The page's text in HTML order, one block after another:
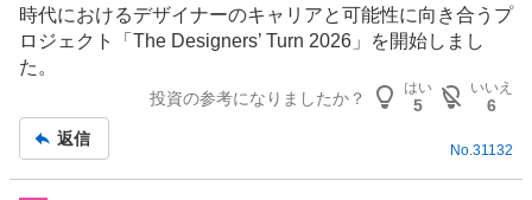
時代におけるデザイナーのキャリアと可能性に向き合うプ
ロジェクト「The Designers’ Turn 2026」を開始しまし
た。
投資の参考になりましたか？
はい
5
いいえ
6
返信
No.31132